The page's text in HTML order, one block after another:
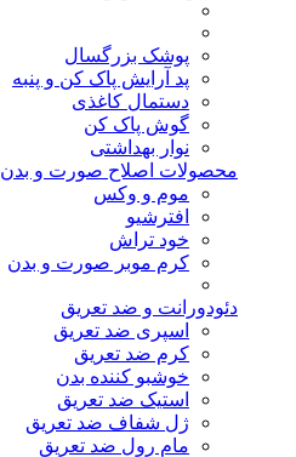
پوشک بزرگسال
پد آرایش پاک کن و پنبه
دستمال کاغذی
گوش پاک کن
نوار بهداشتی
محصولات اصلاح صورت و بدن
موم و وکس
افترشیو
خود تراش
کرم موبر صورت و بدن
دئودورانت و ضد تعریق
اسپری ضد تعریق
کرم ضد تعریق
خوشبو کننده بدن
استیک ضد تعریق
ژل شفاف ضد تعریق
مام رول ضد تعریق